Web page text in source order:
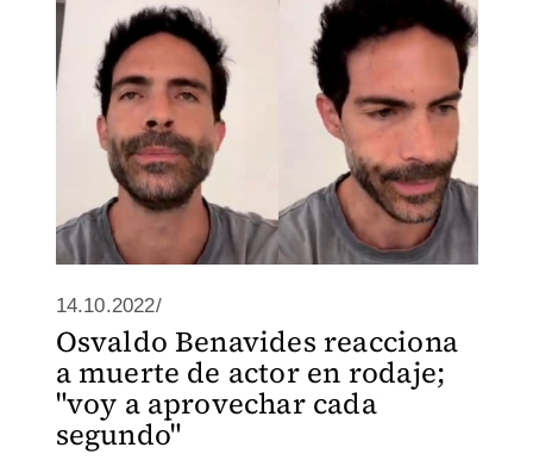
14.10.2022/
Osvaldo Benavides reacciona
a muerte de actor en rodaje;
"voy a aprovechar cada
segundo"